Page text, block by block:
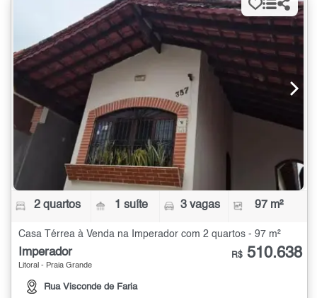
2 quartos 1 suíte 3 vagas 97 m²
Casa Térrea à Venda na Imperador com 2 quartos - 97 m²
Imperador
Litoral - Praia Grande
Rua Visconde de Faria
R$ 510.638